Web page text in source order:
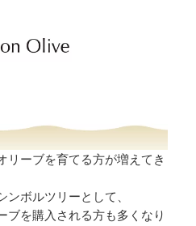
リーブを育てる方が増えてき
ボルツリーとして、
ブを購入される方も多くなり